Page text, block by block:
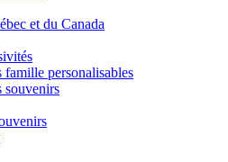
et du Canada
famille personalisables
souvenirs